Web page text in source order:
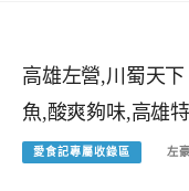
高雄左營,川蜀天
魚,酸爽夠味,高雄
愛食記專屬收錄區 左豪